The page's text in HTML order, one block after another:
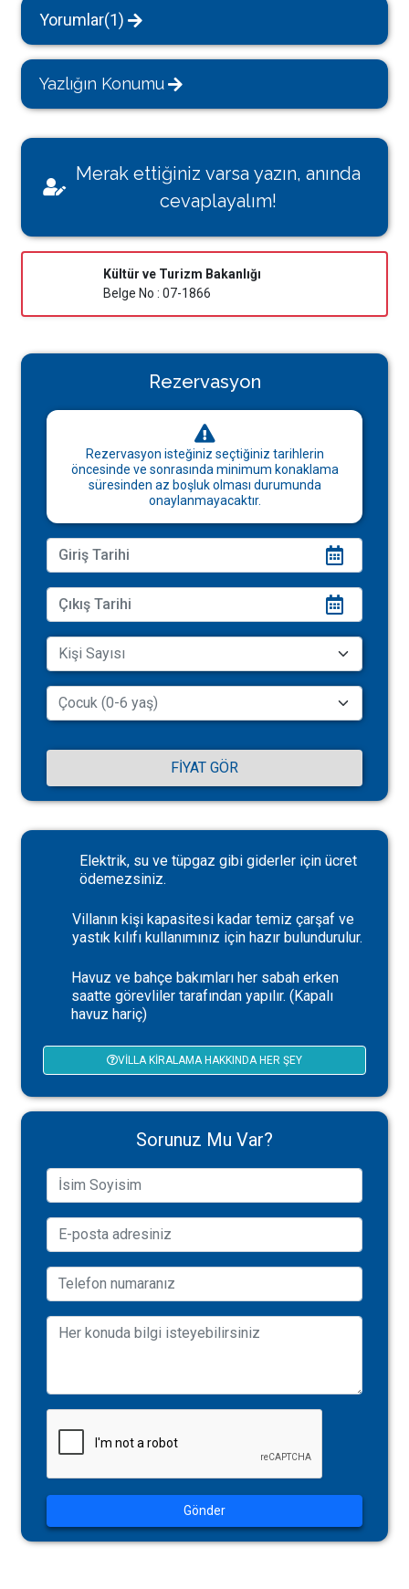
Yorumlar(1)
Yazlığın Konumu
Merak ettiğiniz varsa yazın, anında
cevaplayalım!
Kültür ve Turizm Bakanlığı
Belge No : 07-1866
Rezervasyon
Rezervasyon isteğiniz seçtiğiniz tarihlerin
öncesinde ve sonrasında minimum konaklama
süresinden az boşluk olması durumunda
onaylanmayacaktır.
FIYAT GÖR
Elektrik, su ve tüpgaz gibi giderler için ücret
ödemezsiniz.
Villanın kişi kapasitesi kadar temiz çarşaf ve
yastık kılıfı kullanımınız için hazır bulundurulur.
Havuz ve bahçe bakımları her sabah erken
saatte görevliler tarafından yapılır. (Kapalı
havuz hariç)
VILLA KIRALAMA HAKKINDA HER ŞEY
Sorunuz Mu Var?
Gönder